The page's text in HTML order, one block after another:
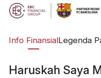
Info FinansialLegenda
Haruskah Saya